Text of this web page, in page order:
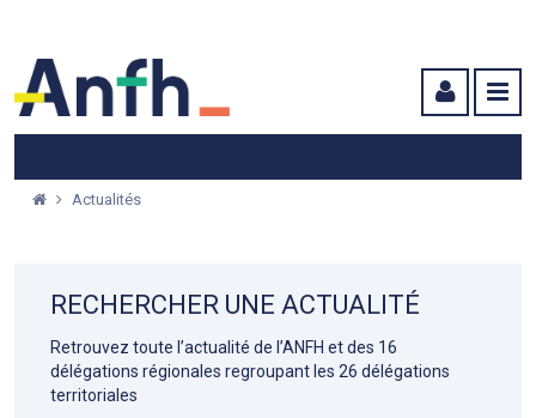
Actualités
RECHERCHER UNE ACTUALITÉ
Retrouvez toute l’actualité de l’ANFH et des 16
délégations régionales regroupant les 26 délégations
territoriales